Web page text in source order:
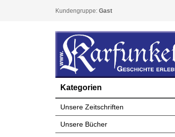
Kundengruppe: Gast
Kategorien
Unsere Zeitschriften
Unsere Bücher